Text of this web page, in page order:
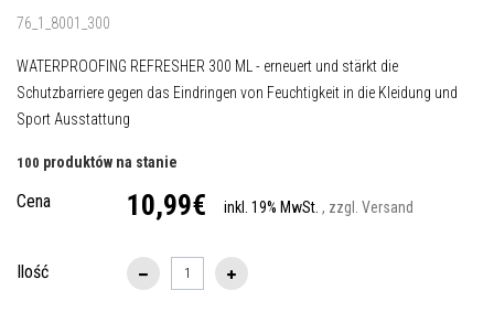
76_1_8001_300
WATERPROOFING REFRESHER 300 ML - erneuert und stärkt die
Schutzbarriere gegen das Eindringen von Feuchtigkeit in die Kleidung und
Sport Ausstattung
100 produktów na stanie
Cena 10,99€ inkl. 19% MwSt. , zzgl. Versand
Ilość